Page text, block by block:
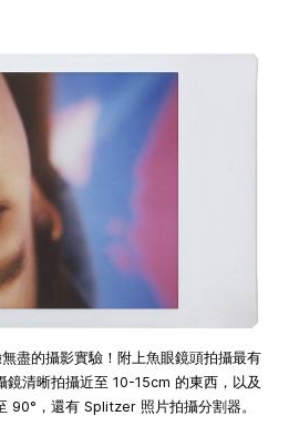
無盡的攝影實驗！附上魚眼鏡頭拍攝最有
鏡清晰拍攝近至 10-15cm 的東西，以及
90°，還有 Splitzer 照片拍攝分割器。